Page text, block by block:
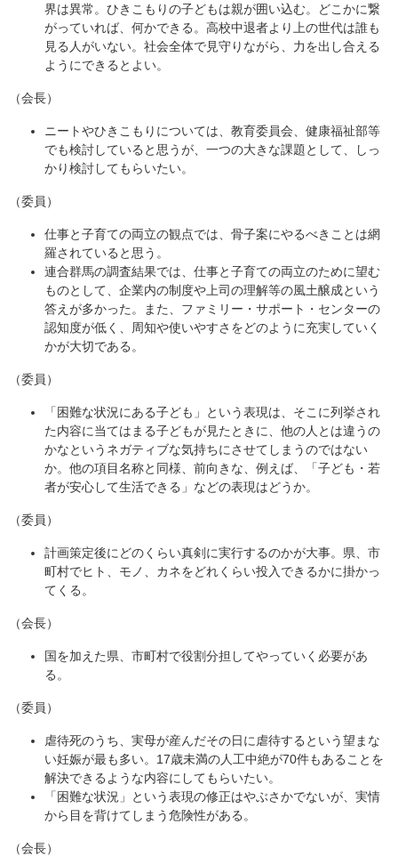
界は異常。ひきこもりの子どもは親が囲い込む。どこかに繋
がっていれば、何かできる。高校中退者より上の世代は誰も
見る人がいない。社会全体で見守りながら、力を出し合える
ようにできるとよい。
（会長）
ニートやひきこもりについては、教育委員会、健康福祉部等
でも検討していると思うが、一つの大きな課題として、しっ
かり検討してもらいたい。
（委員）
仕事と子育ての両立の観点では、骨子案にやるべきことは網
羅されていると思う。
連合群馬の調査結果では、仕事と子育ての両立のために望む
ものとして、企業内の制度や上司の理解等の風土醸成という
答えが多かった。また、ファミリー・サポート・センターの
認知度が低く、周知や使いやすさをどのように充実していく
かが大切である。
（委員）
「困難な状況にある子ども」という表現は、そこに列挙され
た内容に当てはまる子どもが見たときに、他の人とは違うの
かなというネガティブな気持ちにさせてしまうのではない
か。他の項目名称と同様、前向きな、例えば、「子ども・若
者が安心して生活できる」などの表現はどうか。
（委員）
計画策定後にどのくらい真剣に実行するのかが大事。県、市
町村でヒト、モノ、カネをどれくらい投入できるかに掛かっ
てくる。
（会長）
国を加えた県、市町村で役割分担してやっていく必要があ
る。
（委員）
虐待死のうち、実母が産んだその日に虐待するという望まな
い妊娠が最も多い。17歳未満の人工中絶が70件もあることを
解決できるような内容にしてもらいたい。
「困難な状況」という表現の修正はやぶさかでないが、実情
から目を背けてしまう危険性がある。
（会長）